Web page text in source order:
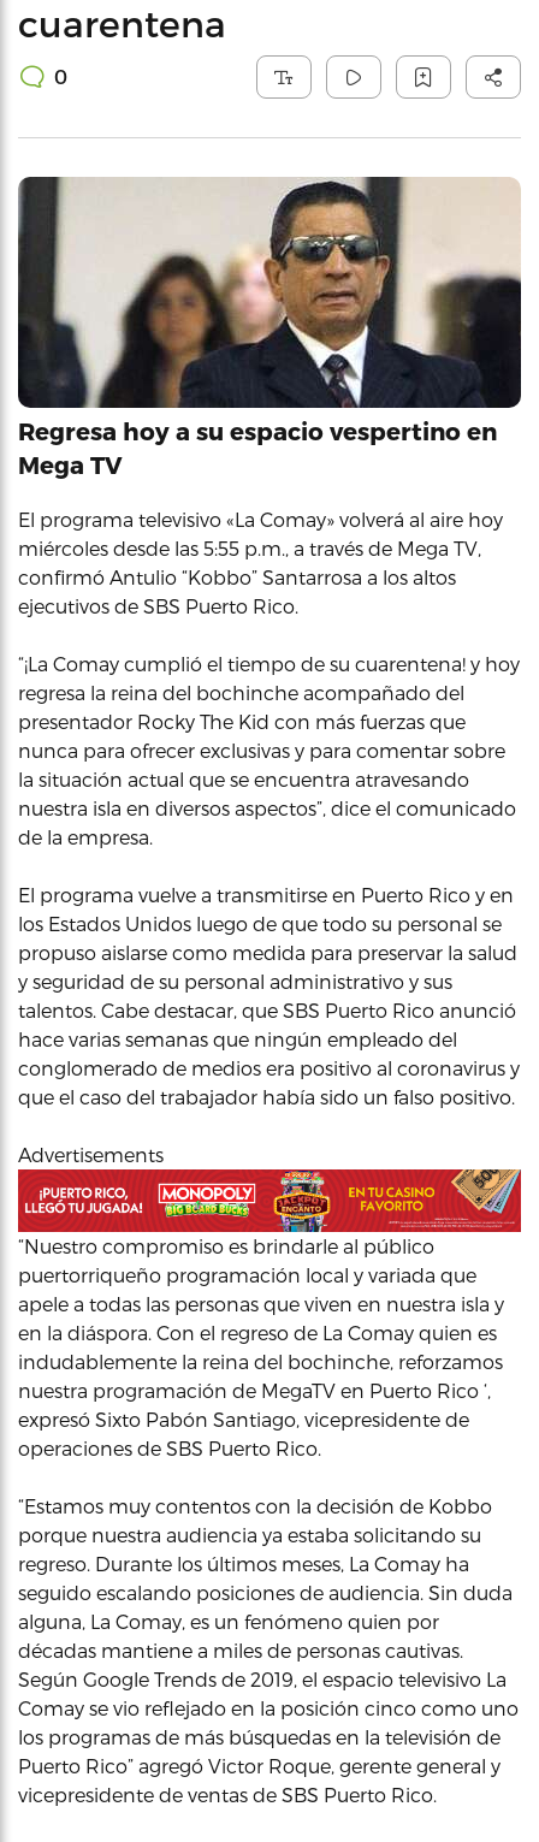
cuarentena
0
Regresa hoy a su espacio vespertino en
Mega TV
El programa televisivo «La Comay» volverá al aire hoy
miércoles desde las 5:55 p.m., a través de Mega TV,
confirmó Antulio “Kobbo” Santarrosa a los altos
ejecutivos de SBS Puerto Rico.
“¡La Comay cumplió el tiempo de su cuarentena! y hoy
regresa la reina del bochinche acompañado del
presentador Rocky The Kid con más fuerzas que
nunca para ofrecer exclusivas y para comentar sobre
la situación actual que se encuentra atravesando
nuestra isla en diversos aspectos”, dice el comunicado
de la empresa.
El programa vuelve a transmitirse en Puerto Rico y en
los Estados Unidos luego de que todo su personal se
propuso aislarse como medida para preservar la salud
y seguridad de su personal administrativo y sus
talentos. Cabe destacar, que SBS Puerto Rico anunció
hace varias semanas que ningún empleado del
conglomerado de medios era positivo al coronavirus y
que el caso del trabajador había sido un falso positivo.
Advertisements
“Nuestro compromiso es brindarle al público
puertorriqueño programación local y variada que
apele a todas las personas que viven en nuestra isla y
en la diáspora. Con el regreso de La Comay quien es
indudablemente la reina del bochinche, reforzamos
nuestra programación de MegaTV en Puerto Rico ‘,
expresó Sixto Pabón Santiago, vicepresidente de
operaciones de SBS Puerto Rico.
“Estamos muy contentos con la decisión de Kobbo
porque nuestra audiencia ya estaba solicitando su
regreso. Durante los últimos meses, La Comay ha
seguido escalando posiciones de audiencia. Sin duda
alguna, La Comay, es un fenómeno quien por
décadas mantiene a miles de personas cautivas.
Según Google Trends de 2019, el espacio televisivo La
Comay se vio reflejado en la posición cinco como uno
los programas de más búsquedas en la televisión de
Puerto Rico” agregó Victor Roque, gerente general y
vicepresidente de ventas de SBS Puerto Rico.